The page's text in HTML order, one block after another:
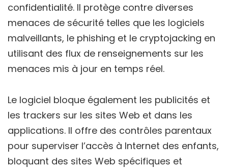
confidentialité. Il protège contre diverses
menaces de sécurité telles que les logiciels
malveillants, le phishing et le cryptojacking en
utilisant des flux de renseignements sur les
menaces mis à jour en temps réel.
Le logiciel bloque également les publicités et
les trackers sur les sites Web et dans les
applications. Il offre des contrôles parentaux
pour superviser l’accès à Internet des enfants,
bloquant des sites Web spécifiques et